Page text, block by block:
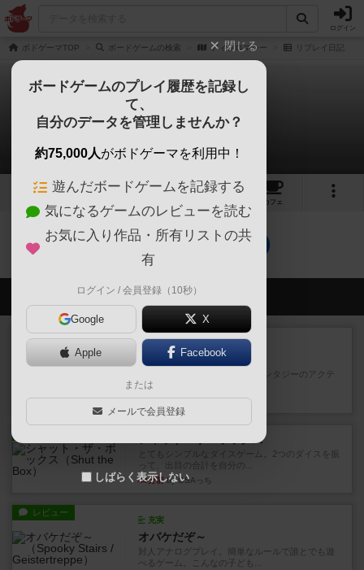
ログイン
ボドゲーマTOP ボードゲームの検索 ディプロマシー リプレイ日記
ディプロマシー
0件のリプレイ日記
6 9
カフェ
ディプロマシーのトップに戻る
会員の新しい投稿
レビュー
エコーズ・オブ・タイム
カードゲームにファイナルファンタジーのアクテ
ィブタイムバトル（もしくは...
20分前by ジェイとと
シャット・ザ・ボックス
とてもシンプルなダイスゲーム。2つのダイスを振
って、出目の合計を自分の...
44分前by OSAっち
レビュー
充実
オバケだぞ～
対人アナログプレイ。簡単なルールで誰とでも遊
べるゲーム。こんなの子ども...
閉じる
ボードゲームのプレイ履歴を記録し
て、
自分のデータを管理しませんか？
約75,000人がボドゲーマを利用中！
遊んだボードゲームを記録する
気になるゲームのレビューを読む
お気に入り作品・所有リストの共
有
ログイン / 会員登録（10秒）
Google X
Apple Facebook
または
メールで会員登録
しばらく表示しない